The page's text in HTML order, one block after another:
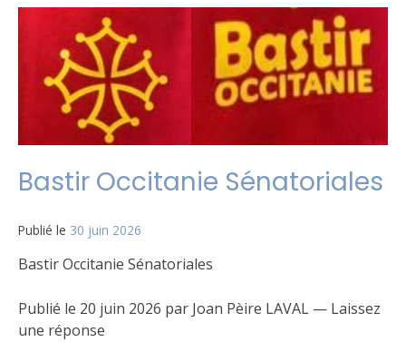
Bastir Occitanie Sénatoriales
Publié le 30 juin 2026
Bastir Occitanie Sénatoriales
Publié le 20 juin 2026 par Joan Pèire LAVAL — Laissez
une réponse